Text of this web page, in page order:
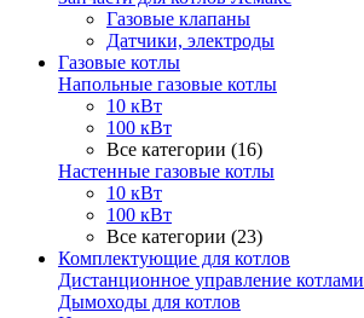
Газовые клапаны
Датчики, электроды
Газовые котлы
Напольные газовые котлы
10 кВт
100 кВт
Все категории (16)
Настенные газовые котлы
10 кВт
100 кВт
Все категории (23)
Комплектующие для котлов
Дистанционное управление котлами
Дымоходы для котлов